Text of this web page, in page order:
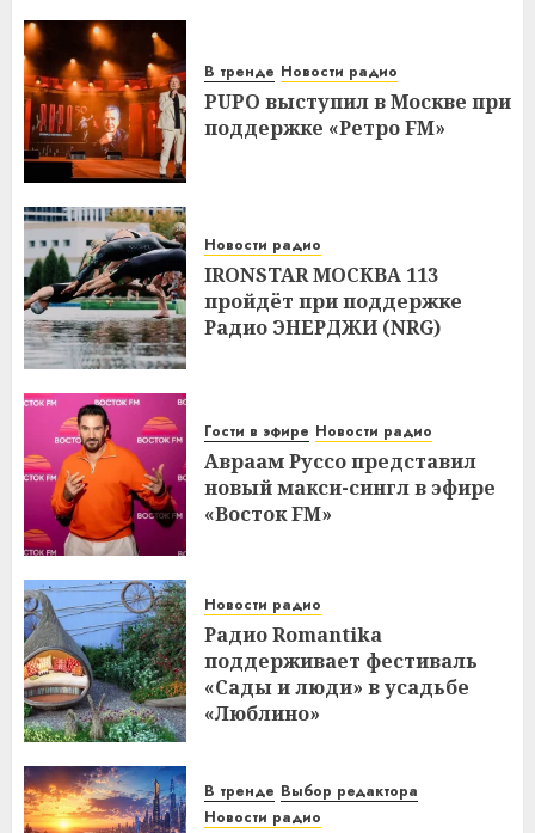
В тренде Новости радио
PUPO выступил в Москве при
поддержке «Ретро FM»
Новости радио
IRONSTAR МОСКВА 113
пройдёт при поддержке
Радио ЭНЕРДЖИ (NRG)
Гости в эфире Новости радио
Авраам Руссо представил
новый макси-сингл в эфире
«Восток FM»
Новости радио
Радио Romantika
поддерживает фестиваль
«Сады и люди» в усадьбе
«Люблино»
В тренде Выбор редактора
Новости радио